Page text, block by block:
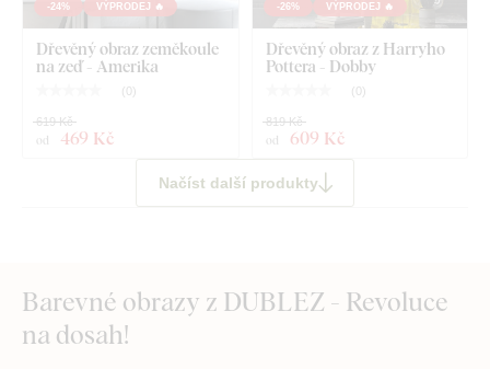
-24% VÝPRODEJ 🔥
Dřevěný obraz zeměkoule
na zeď - Amerika
( 0)
od 469 Kč
619 Kč
-26% VÝPRODEJ 🔥
Dřevěný obraz z Harryho
Pottera - Dobby
( 0)
od 609 Kč
819 Kč
Načíst další produkty
Barevné obrazy z DUBLEZ - Revoluce
na dosah!